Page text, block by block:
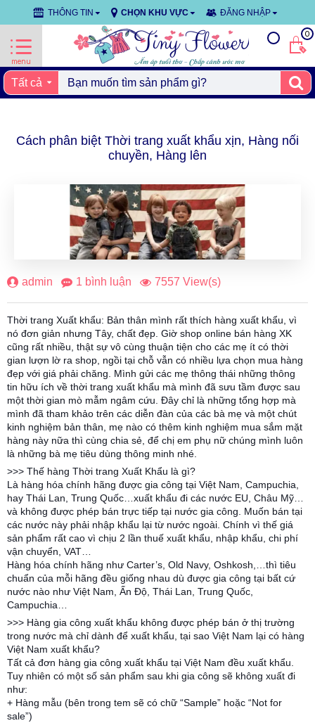
THÔNG TIN CHỌN KHU VỰC ĐĂNG NHẬP
0
Tất cả
Cách phân biệt Thời trang xuất khẩu xịn, Hàng nối
chuyền, Hàng lên
admin 1 bình luận 7557 View(s)
Thời trang Xuất khẩu: Bản thân mình rất thích hàng xuất khẩu, vì
nó đơn giản nhưng Tây, chất đẹp. Giờ shop online bán hàng XK
cũng rất nhiều, thật sự vô cùng thuận tiện cho các mẹ ít có thời
gian lượn lờ ra shop, ngồi tại chỗ vẫn có nhiều lựa chọn mua hàng
đẹp với giá phải chăng. Mình gửi các mẹ thông thái những thông
tin hữu ích về thời trang xuất khẩu mà mình đã sưu tầm được sau
một thời gian mò mẫm ngâm cứu. Đây chỉ là những tổng hợp mà
mình đã tham khảo trên các diễn đàn của các bà mẹ và một chút
kinh nghiệm bản thân, mẹ nào có thêm kinh nghiệm mua sắm mặt
hàng này nữa thì cùng chia sẻ, để chị em phụ nữ chúng mình luôn
là những bà mẹ tiêu dùng thông minh nhé.
>>> Thế hàng Thời trang Xuất Khẩu là gì?
Là hàng hóa chính hãng được gia công tại Việt Nam, Campuchia,
hay Thái Lan, Trung Quốc…xuất khẩu đi các nước EU, Châu Mỹ…
và không được phép bán trực tiếp tại nước gia công. Muốn bán tại
các nước này phải nhập khẩu lại từ nước ngoài. Chính vì thế giá
sản phẩm rất cao vì chịu 2 lần thuế xuất khẩu, nhập khẩu, chi phí
vận chuyển, VAT…
Hàng hóa chính hãng như Carter’s, Old Navy, Oshkosh,…thì tiêu
chuẩn của mỗi hãng đều giống nhau dù được gia công tại bất cứ
nước nào như Việt Nam, Ấn Độ, Thái Lan, Trung Quốc,
Campuchia…
>>> Hàng gia công xuất khẩu không được phép bán ở thị trường
trong nước mà chỉ dành để xuất khẩu, tại sao Việt Nam lại có hàng
Việt Nam xuất khẩu?
Tất cả đơn hàng gia công xuất khẩu tại Việt Nam đều xuất khẩu.
Tuy nhiên có một số sản phẩm sau khi gia công sẽ không xuất đi
như:
+ Hàng mẫu (bên trong tem sẽ có chữ “Sample” hoặc “Not for
sale”)